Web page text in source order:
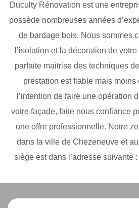
Duculty Rénovation est une
possède nombreuses années
de bardage bois. Nous sommes
l’isolation et la décoration de
parfaite maitrise des techniques
prestation est fiable mais moins
l’intention de faire une opération
votre façade, faite nous confiance
une offre professionnelle. Notre
dans la ville de Chezeneuve et
siège est dans l’adresse suivante